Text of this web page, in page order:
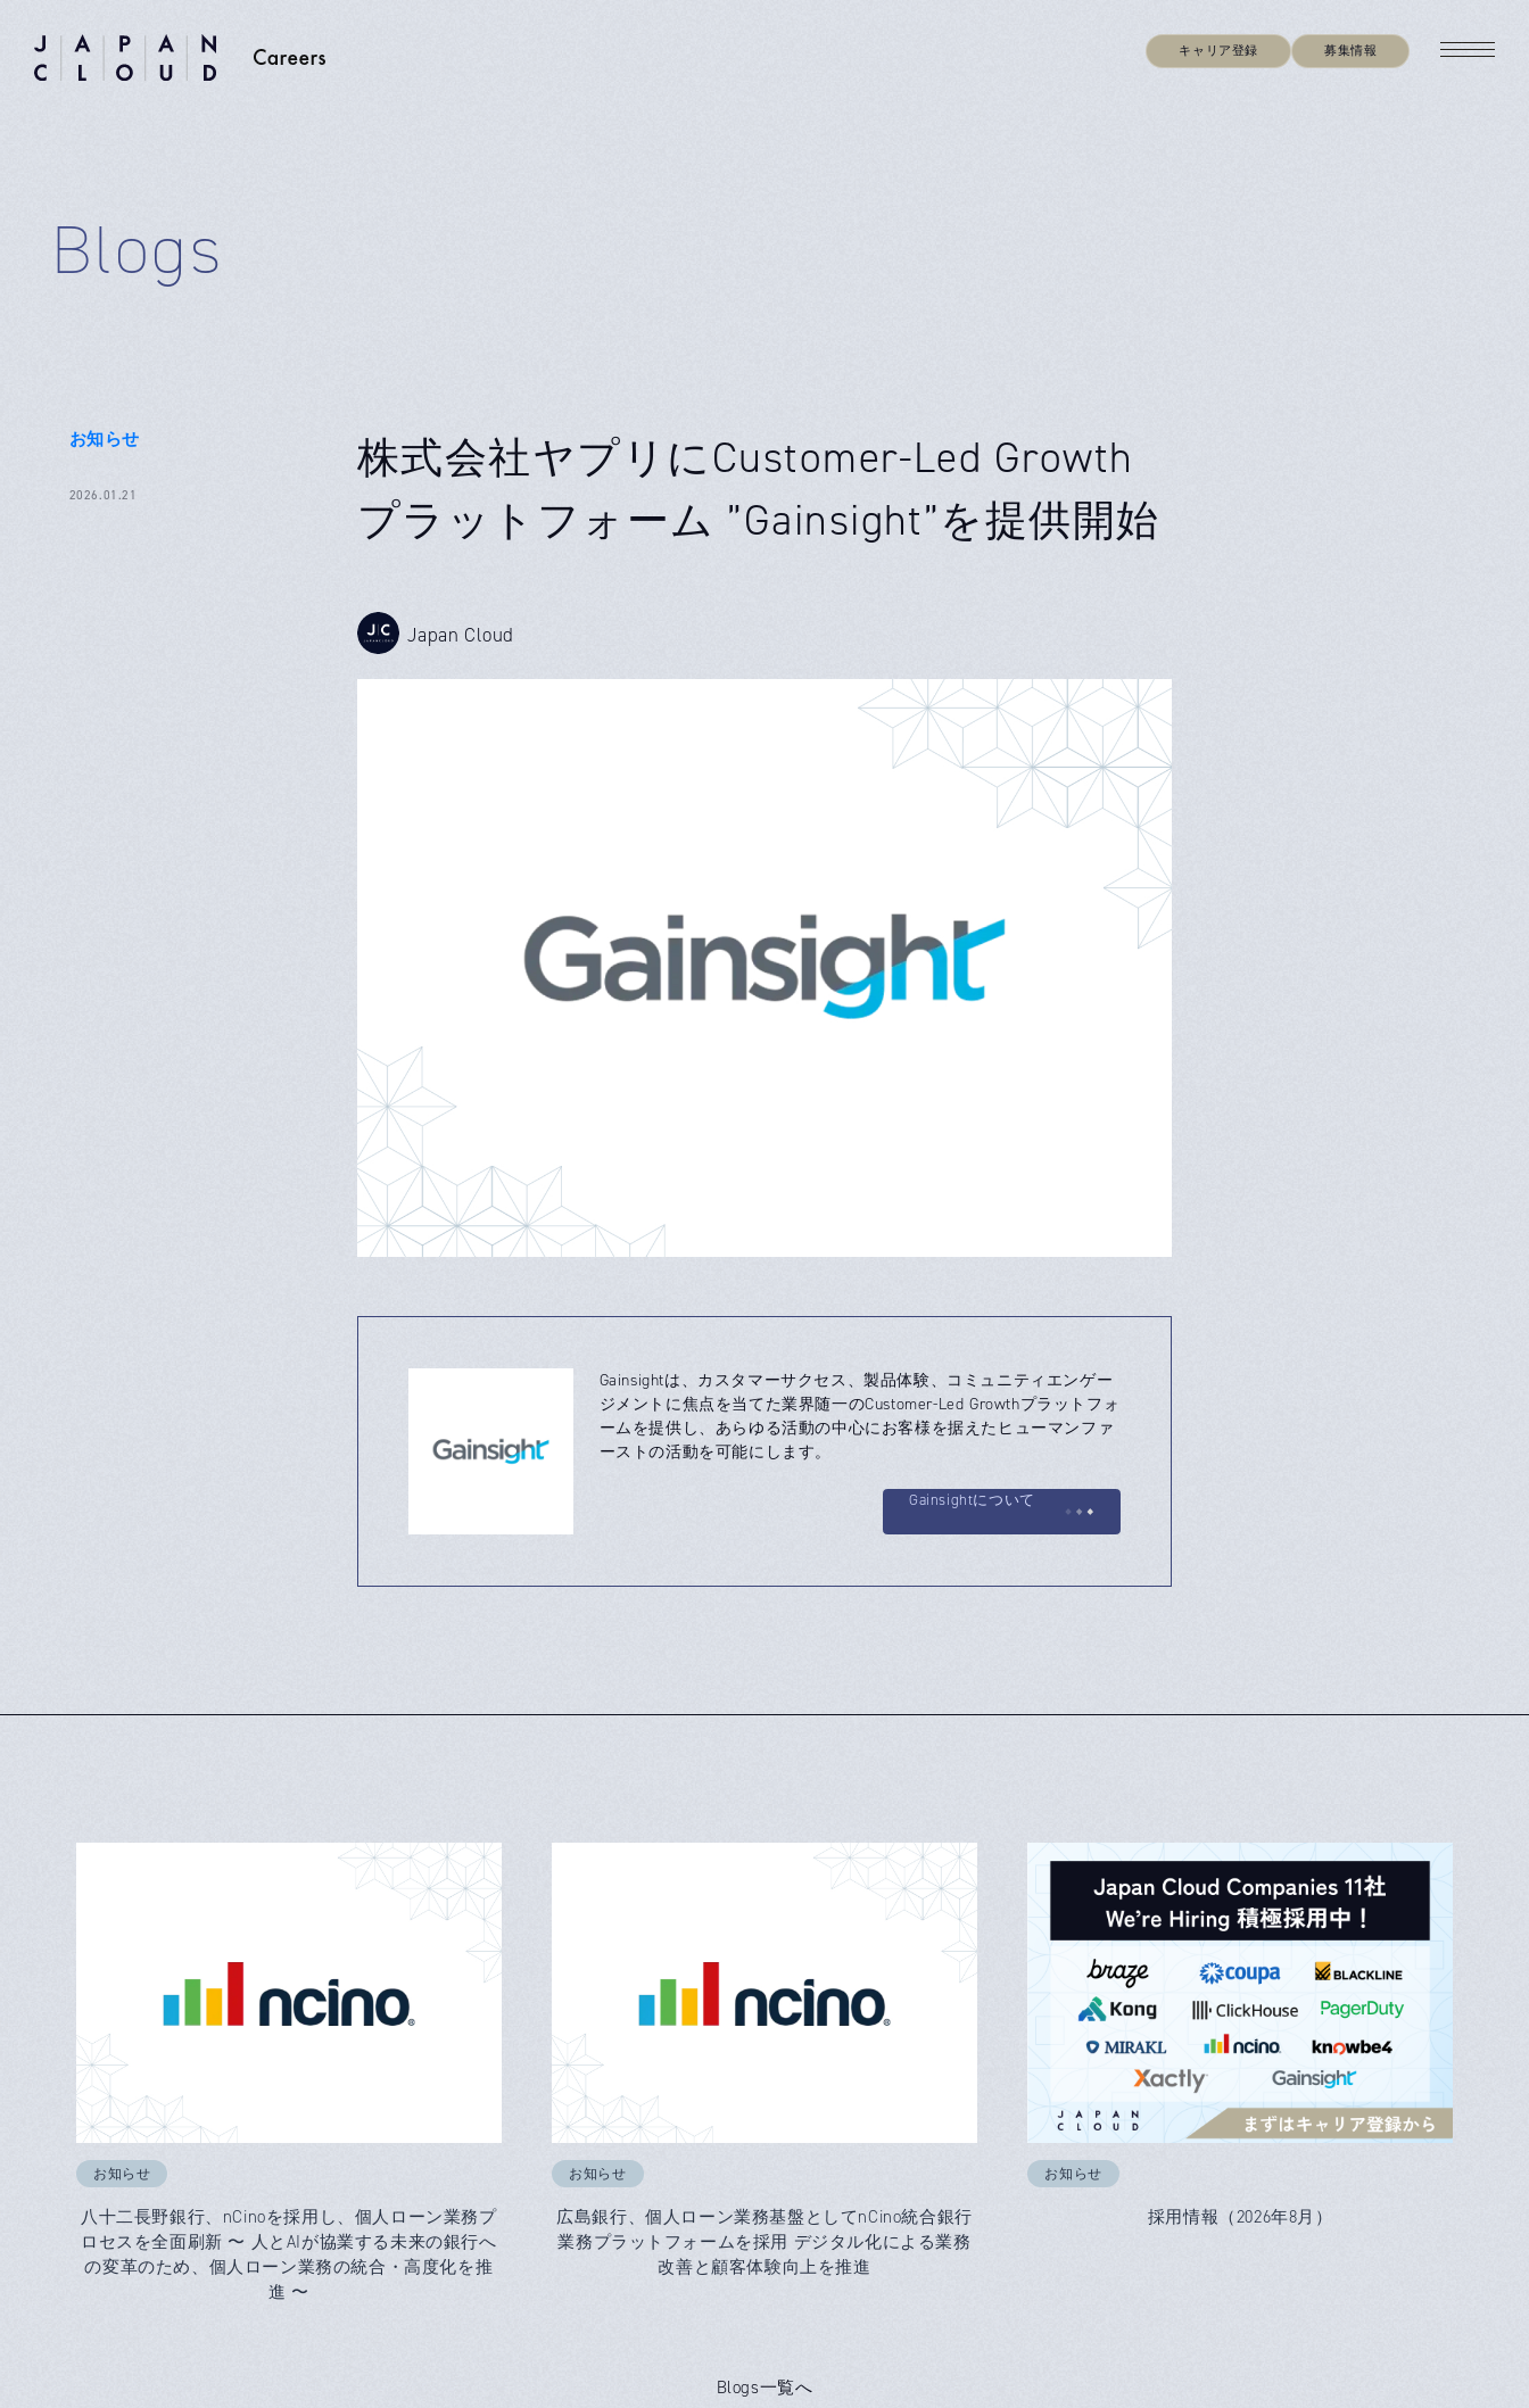
キャリア登録 募集情報
Blogs
お知らせ
2026.01.21
株式会社ヤプリにCustomer-Led Growth
プラットフォーム ”Gainsight”を提供開始
Japan Cloud
Gainsightは、カスタマーサクセス、製品体験、コミュニティエンゲー
ジメントに焦点を当てた業界随一のCustomer-Led Growthプラットフォ
ームを提供し、あらゆる活動の中心にお客様を据えたヒューマンファ
ーストの活動を可能にします。
Gainsightについて
お知らせ
八十二長野銀行、nCinoを採用し、個人ローン業務プ
ロセスを全面刷新 〜 人とAIが協業する未来の銀行へ
の変革のため、個人ローン業務の統合・高度化を推
進 〜
お知らせ
広島銀行、個人ローン業務基盤としてnCino統合銀行
業務プラットフォームを採用 デジタル化による業務
改善と顧客体験向上を推進
お知らせ
採用情報（2026年8月）
Blogs一覧へ